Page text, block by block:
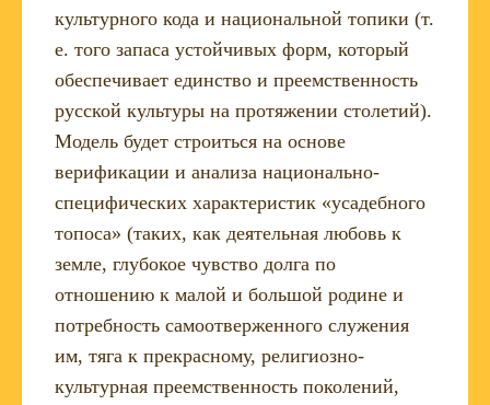
культурного кода и национальной топики (т.
е. того запаса устойчивых форм, который
обеспечивает единство и преемственность
русской культуры на протяжении столетий).
Модель будет строиться на основе
верификации и анализа национально-
специфических характеристик «усадебного
топоса» (таких, как деятельная любовь к
земле, глубокое чувство долга по
отношению к малой и большой родине и
потребность самоотверженного служения
им, тяга к прекрасному, религиозно-
культурная преемственность поколений,